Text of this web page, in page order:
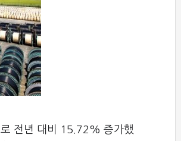
전년 대비 15.72% 증가했